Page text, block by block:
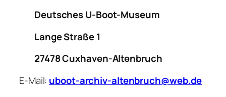
Deutsches U-Boot-Museum
Lange Straße 1
27478 Cuxhaven-Altenbruch
E-Mail: uboot-archiv-altenbruch@web.de